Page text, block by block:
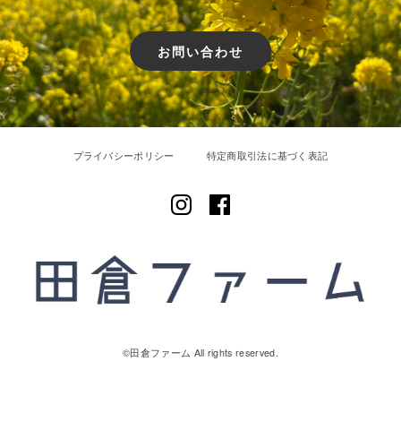
お問い合わせ
プライバシーポリシー 特定商取引法に基づく表記
©︎田倉ファーム All rights reserved.